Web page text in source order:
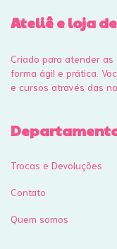
Ateliê e loja
Criado para atender
forma ágil e prática.
e cursos através das
Trocas e Devoluções
Contato
Quem somos